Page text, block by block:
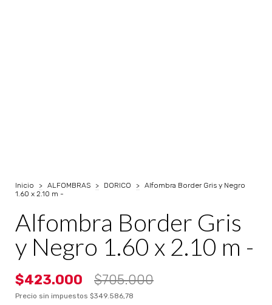
Inicio > ALFOMBRAS > DORICO > Alfombra Border Gris y Negro
1.60 x 2.10 m -
Alfombra Border Gris
y Negro 1.60 x 2.10 m -
$423.000 $705.000
Precio sin impuestos $349.586,78